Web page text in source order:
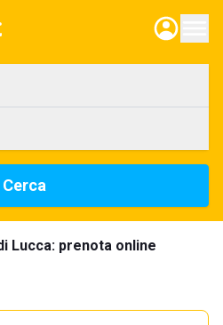
Cerca
Lucca: prenota online